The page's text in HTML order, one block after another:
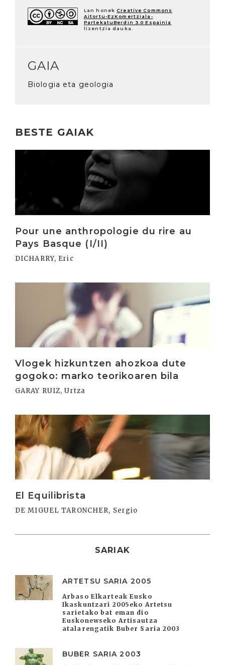
Lan honek Creative Commons
Aitortu-EzKomertziala-
PartekatuBerdin 3.0 Espainia
lizentzia dauka.
GAIA
Biologia eta geologia
BESTE GAIAK
Pour une anthropologie du rire au
Pays Basque (I/II)
DICHARRY, Eric
Vlogek hizkuntzen ahozkoa dute
gogoko: marko teorikoaren bila
GARAY RUIZ, Urtza
El Equilibrista
DE MIGUEL TARONCHER, Sergio
Irakurri
SARIAK
ARTETSU SARIA 2005
Arbaso Elkarteak Eusko
Ikaskuntzari 2005eko Artetsu
sarietako bat eman dio
Euskonewseko Artisautza
atalarengatik Buber Saria 2003
BUBER SARIA 2003